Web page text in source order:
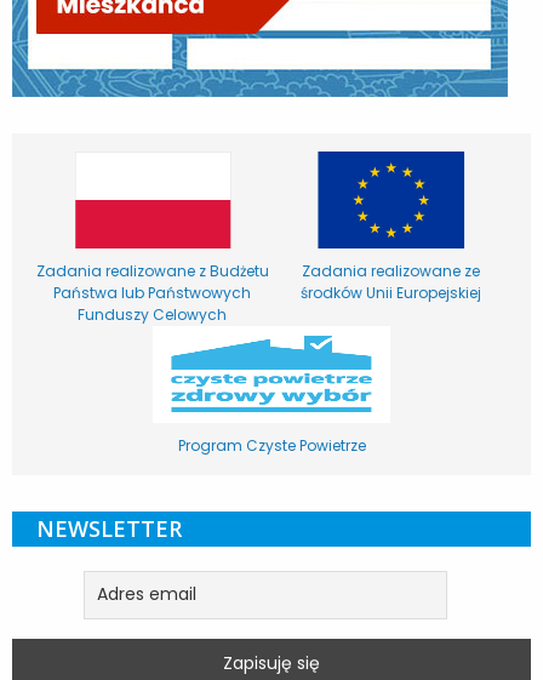
Zadania realizowane z Budżetu
Państwa lub Państwowych
Funduszy Celowych
Zadania realizowane ze
środków Unii Europejskiej
Program Czyste Powietrze
NEWSLETTER